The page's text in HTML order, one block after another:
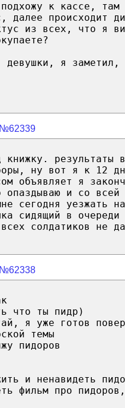
к кассе,
далее происходит
из всех, что я
я заметил,
№62339
книжку.
ну вот я к 12
объявляет я
и со всей
сегодня уезжать
сидящий в
солдатиков не
№62338
что ты пидр)
я уже готов
темы
пидоров
и ненавидеть
фильм про